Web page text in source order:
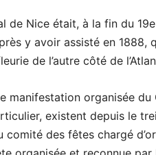
de Nice était, à la fin du
y avoir assisté en
de l’autre côté de
manifestation organisée
existent depuis le
comité des fêtes chargé